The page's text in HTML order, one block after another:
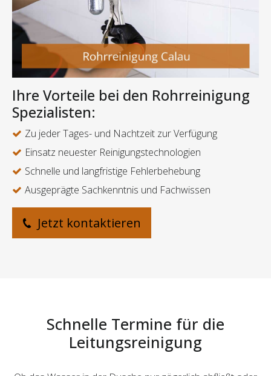
Ihre Vorteile bei den Rohrreinigung
Spezialisten:
Zu jeder Tages- und Nachtzeit zur Verfügung
Einsatz neuester Reinigungstechnologien
Schnelle und langfristige Fehlerbehebung
Ausgeprägte Sachkenntnis und Fachwissen
Jetzt kontaktieren
Schnelle Termine für die
Leitungsreinigung